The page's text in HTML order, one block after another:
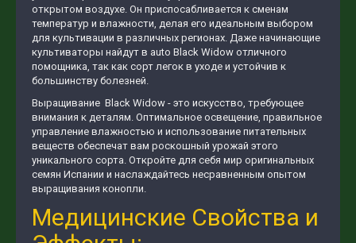
открытом воздухе. Он приспосабливается к сменам
температур и влажности, делая его идеальным выбором
для культивации в различных регионах. Даже начинающие
культиваторы найдут в auto Black Widow отличного
помощника, так как сорт легок в уходе и устойчив к
большинству болезней.
Выращивание Black Widow - это искусство, требующее
внимания к деталям. Оптимальное освещение, правильное
управление влажностью и использование питательных
веществ обеспечат вам роскошный урожай этого
уникального сорта. Откройте для себя мир оригинальных
семян Испании и наслаждайтесь несравненным опытом
выращивания конопли.
Медицинские Свойства и